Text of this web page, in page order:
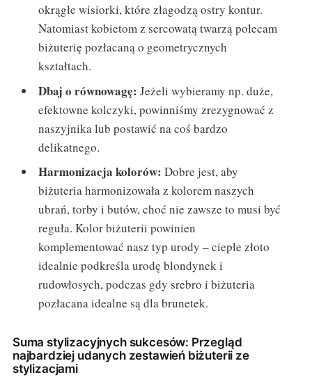
okrągłe wisiorki, które złagodzą ostry kontur.
Natomiast kobietom z sercowatą twarzą polecam
biżuterię pozłacaną o geometrycznych
kształtach.
Dbaj o równowagę: Jeżeli wybieramy np. duże,
efektowne kolczyki, powinniśmy zrezygnować z
naszyjnika lub postawić na coś bardzo
delikatnego.
Harmonizacja kolorów: Dobre jest, aby
biżuteria harmonizowała z kolorem naszych
ubrań, torby i butów, choć nie zawsze to musi być
reguła. Kolor biżuterii powinien
komplementować nasz typ urody – ciepłe złoto
idealnie podkreśla urodę blondynek i
rudowłosych, podczas gdy srebro i biżuteria
pozłacana idealne są dla brunetek.
Suma stylizacyjnych sukcesów: Przegląd
najbardziej udanych zestawień biżuterii ze
stylizacjami